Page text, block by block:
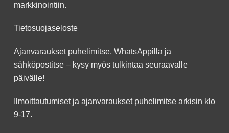
markkinointiin.
Tietosuojaseloste
Ajanvaraukset puhelimitse, WhatsAppilla ja
sähköpostitse – kysy myös tulkintaa seuraavalle
päivälle!
Ilmoittautumiset ja ajanvaraukset puhelimitse arkisin klo
9-17.